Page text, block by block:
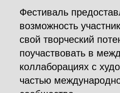
Фестиваль
возможность
свой творческий
поучаствовать в
коллаборациях с
частью